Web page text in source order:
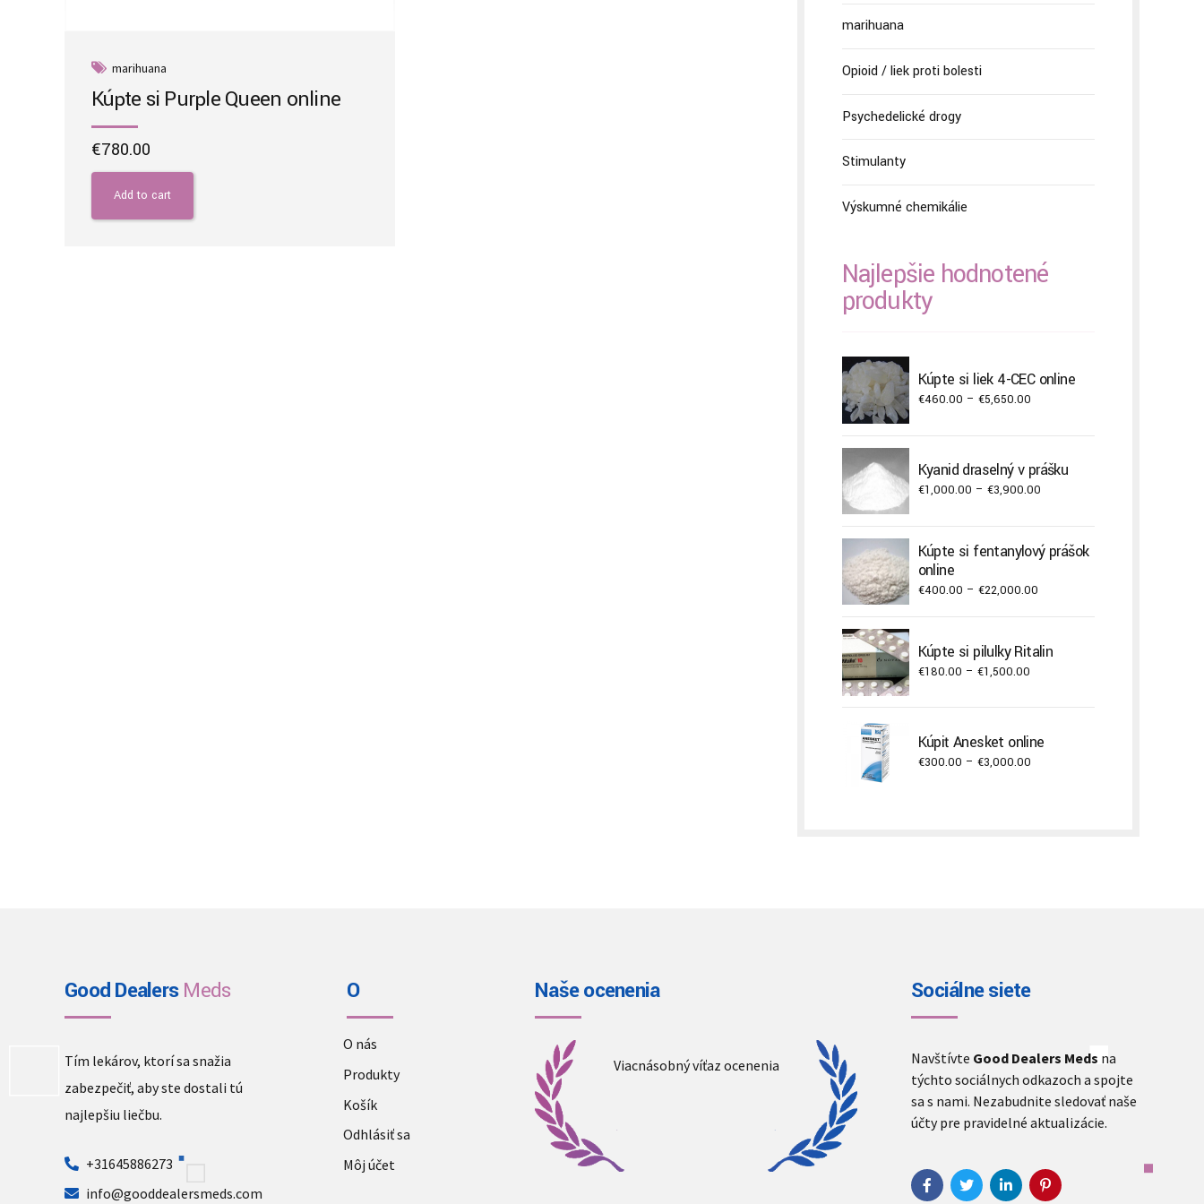
marihuana
Kúpte si Purple Queen online
€780.00
Add to cart
marihuana
Opioid / liek proti bolesti
Psychedelické drogy
Stimulanty
Výskumné chemikálie
Najlepšie hodnotené
produkty
Kúpte si liek 4-CEC online
€460.00 – €5,650.00Price
through
€5,650.00
Kyanid draselný v prášku
€1,000.00 – €3,900.00Price
through
Kúpte si fentanylový prášok
online
€400.00 – €22,000.00Price
through
Kúpte si pilulky Ritalin
€180.00 – €1,500.00Price
through
€1,500.00
Kúpiť Anesket online
€300.00 – €3,000.00Price
Good DealersMeds
Tím lekárov, ktorí sa snažia
zabezpečiť, aby ste dostali tú
najlepšiu liečbu.
+31645886273
info@gooddealersmeds.com
O
O nás
Produkty
Košík
Odhlásiť sa
Môj účet
Naše ocenenia
Viacnásobný víťaz ocenenia
Sociálne siete
Navštívte Good Dealers Meds na
týchto sociálnych odkazoch a spojte
sa s nami. Nezabudnite sledovať naše
účty pre pravidelné aktualizácie.